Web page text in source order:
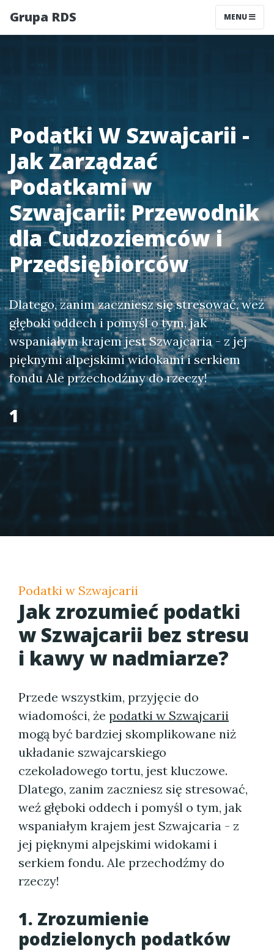
Grupa RDS MENU
Podatki W Szwajcarii -
Jak Zarządzać
Podatkami w
Szwajcarii: Przewodnik
dla Cudzoziemców i
Przedsiębiorców
Dlatego, zanim zaczniesz się stresować, weź
głęboki oddech i pomyśl o tym, jak
wspaniałym krajem jest Szwajcaria - z jej
pięknymi alpejskimi widokami i serkiem
fondu Ale przechodźmy do rzeczy!
1
Podatki w Szwajcarii
Jak zrozumieć podatki
w Szwajcarii bez stresu
i kawy w nadmiarze?
Przede wszystkim, przyjęcie do
wiadomości, że podatki w Szwajcarii
mogą być bardziej skomplikowane niż
układanie szwajcarskiego
czekoladowego tortu, jest kluczowe.
Dlatego, zanim zaczniesz się stresować,
weź głęboki oddech i pomyśl o tym, jak
wspaniałym krajem jest Szwajcaria - z
jej pięknymi alpejskimi widokami i
serkiem fondu. Ale przechodźmy do
rzeczy!
1. Zrozumienie
podzielonych podatków